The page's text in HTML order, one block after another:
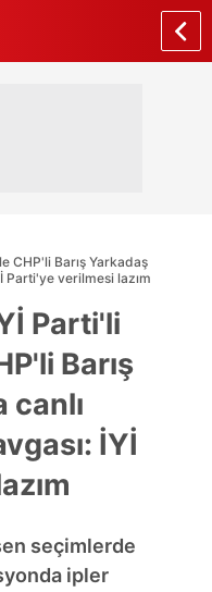
CHP'li Barış Yarkadaş
Parti'ye verilmesi lazım
Parti'li
Barış
canlı
İYİ
seçimlerde
ipler